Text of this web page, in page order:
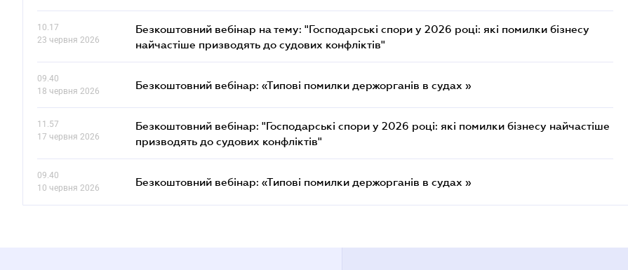
10.17
23 червня 2026
Безкоштовний вебінар на тему: "Господарські спори у 2026 році: які помилки бізнесу
найчастіше призводять до судових конфліктів"
09.40
18 червня 2026
Безкоштовний вебінар: «Типові помилки держорганів в судах »
11.57
17 червня 2026
Безкоштовний вебінар: "Господарські спори у 2026 році: які помилки бізнесу найчастіше
призводять до судових конфліктів"
09.40
10 червня 2026
Безкоштовний вебінар: «Типові помилки держорганів в судах »